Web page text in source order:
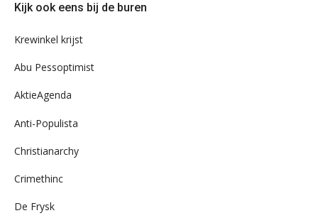
ons
Kijk ook eens bij de buren
Krewinkel krijst
Abu Pessoptimist
AktieAgenda
Anti-Populista
Christianarchy
Crimethinc
De Frysk